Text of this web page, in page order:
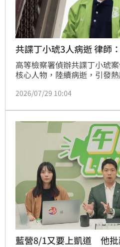
共諜丁小琥3人病逝 律師
高等檢察署偵辦共諜丁小琥
核心人物，陸續病逝，引發
中國為了避免上線被順藤摸瓜
現在是否正在瑟瑟發抖？
2026/07/29 10:04
藍營8/1又要上凱道 他批